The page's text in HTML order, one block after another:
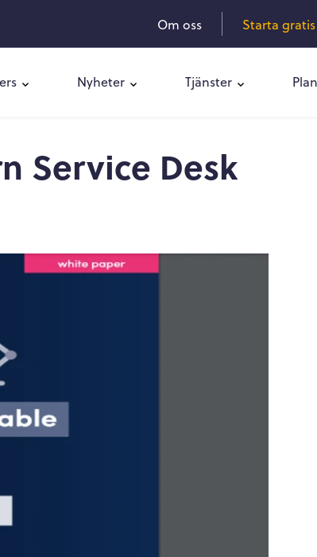
Om oss Starta
Nyheter Tjänster
Service Desk